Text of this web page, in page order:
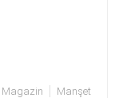
Magazin Manşet